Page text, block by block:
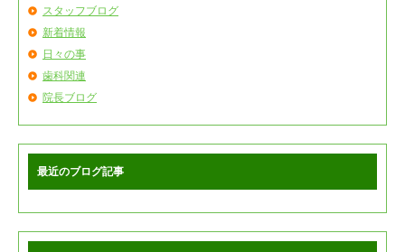
スタッフブログ
新着情報
日々の事
歯科関連
院長ブログ
最近のブログ記事